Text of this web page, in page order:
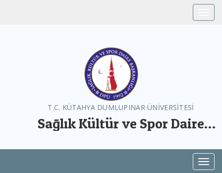
T.C. KÜTAHYA DUMLUPINAR ÜNİVERSİTESİ
Sağlık Kültür ve Spor Daire